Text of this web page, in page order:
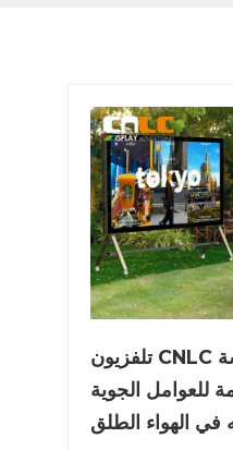
تلفزيون CNLC في الهواء الطلق: شاشة
للعوامل الجوية
في الهواء الطلق